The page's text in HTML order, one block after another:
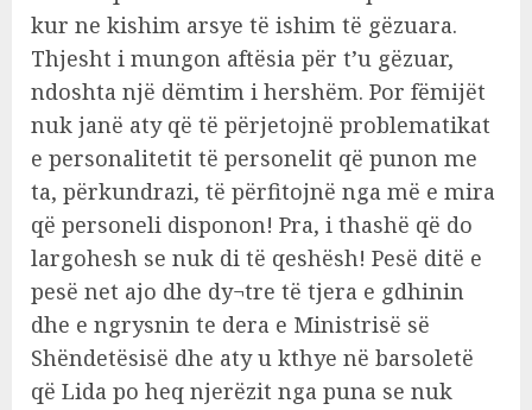
kur ne kishim arsye të ishim të gëzuara.
Thjesht i mungon aftësia për t’u gëzuar,
ndoshta një dëmtim i hershëm. Por fëmijët
nuk janë aty që të përjetojnë problematikat
e personalitetit të personelit që punon me
ta, përkundrazi, të përfitojnë nga më e mira
që personeli disponon! Pra, i thashë që do
largohesh se nuk di të qeshësh! Pesë ditë e
pesë net ajo dhe dy¬tre të tjera e gdhinin
dhe e ngrysnin te dera e Ministrisë së
Shëndetësisë dhe aty u kthye në barsoletë
që Lida po heq njerëzit nga puna se nuk